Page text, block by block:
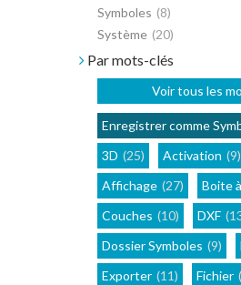
Symboles (8)
Système (20)
Par mots-clés
Voir tous les
Enregistrer comme
3D (25) Activation (9)
Affichage (27) Boite
Couches (10) DXF
Dossier Symboles (9)
Exporter (11) Fichier